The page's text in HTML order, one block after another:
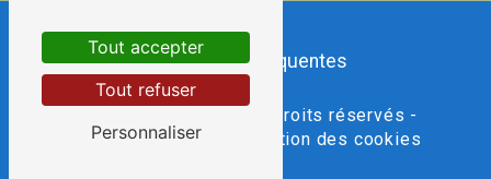
Recherches fréquentes
- 2026 - Tous droits réservés -
Mentions légales
Gestion des cookies
Tout accepter
Tout refuser
Personnaliser